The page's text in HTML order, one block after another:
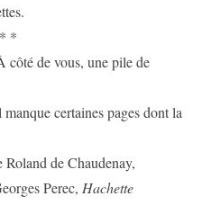
côté de vous, une pile de
certaines pages dont la
Roland de Chaudenay,
Perec, Hachette